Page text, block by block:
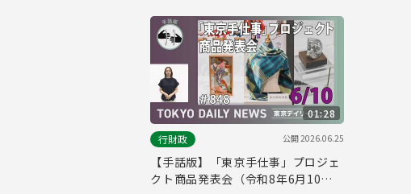
01:28
行財政
公開2026.06.25
【手話版】「東京手仕事」プロジェ
クト商品発表会（令和8年6月10日